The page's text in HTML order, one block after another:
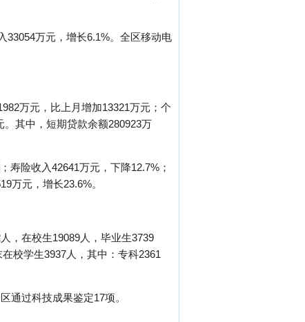
33054万元，增长6.1%。全区移动电
万元，比上月增加13321万元；个
。其中，短期贷款余额280923万
寿险收入42641万元，下降12.7%；
万元，增长23.6%。
，在校生19089人，毕业生3739
校学生3937人，其中：专科2361
通过科技成果鉴定17项。